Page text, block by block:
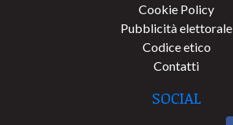
Cookie Policy
Pubblicità elettorale
Codice etico
Contatti
SOCIAL